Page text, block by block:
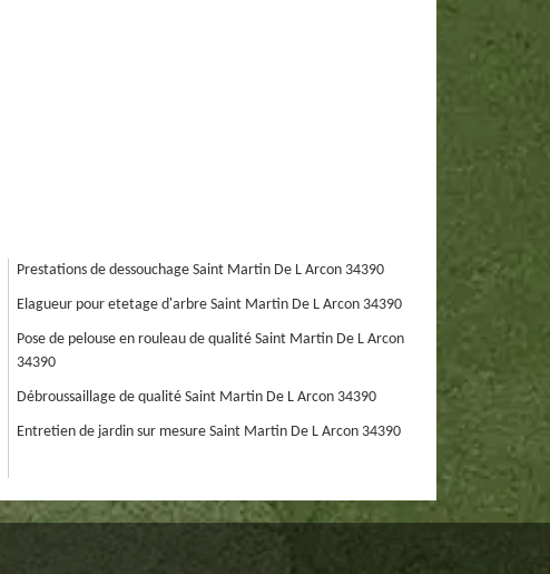
Prestations de dessouchage Saint Martin De L Arcon 34390
Elagueur pour etetage d'arbre Saint Martin De L Arcon 34390
Pose de pelouse en rouleau de qualité Saint Martin De L Arcon
34390
Débroussaillage de qualité Saint Martin De L Arcon 34390
Entretien de jardin sur mesure Saint Martin De L Arcon 34390